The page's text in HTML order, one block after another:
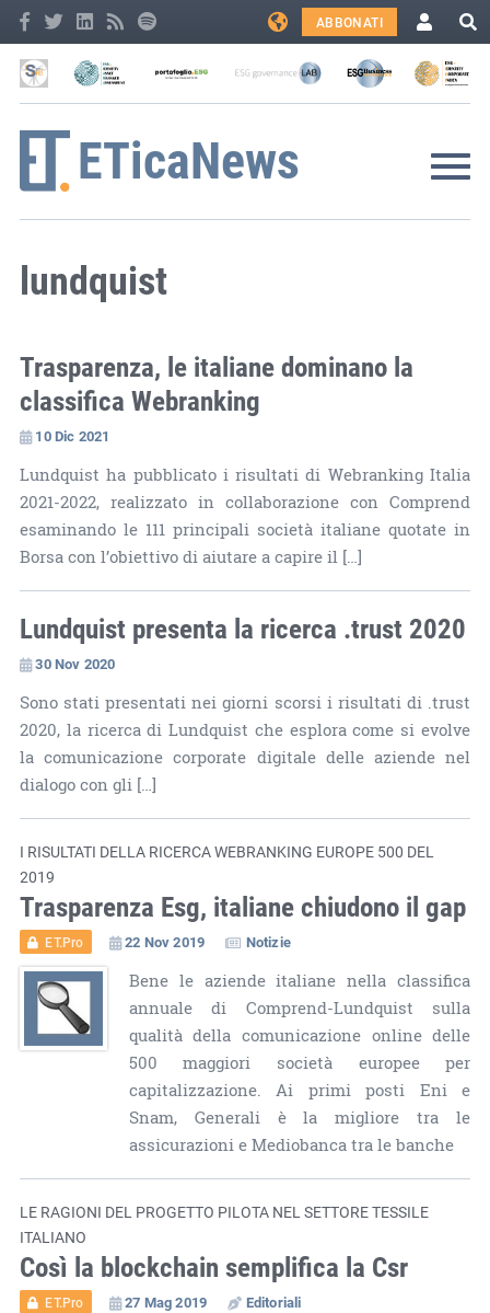
ABBONATI
lundquist
Trasparenza, le italiane dominano la
classifica Webranking
10 Dic 2021
Lundquist ha pubblicato i risultati di Webranking Italia
2021-2022, realizzato in collaborazione con Comprend
esaminando le 111 principali società italiane quotate in
Borsa con l’obiettivo di aiutare a capire il […]
Lundquist presenta la ricerca .trust 2020
30 Nov 2020
Sono stati presentati nei giorni scorsi i risultati di .trust
2020, la ricerca di Lundquist che esplora come si evolve
la comunicazione corporate digitale delle aziende nel
dialogo con gli […]
I RISULTATI DELLA RICERCA WEBRANKING EUROPE 500 DEL
2019
Trasparenza Esg, italiane chiudono il gap
ET.Pro 22 Nov 2019 Notizie
Bene le aziende italiane nella classifica
annuale di Comprend-Lundquist sulla
qualità della comunicazione online delle
500 maggiori società europee per
capitalizzazione. Ai primi posti Eni e
Snam, Generali è la migliore tra le
assicurazioni e Mediobanca tra le banche
LE RAGIONI DEL PROGETTO PILOTA NEL SETTORE TESSILE
ITALIANO
Così la blockchain semplifica la Csr
ET.Pro 27 Mag 2019 Editoriali